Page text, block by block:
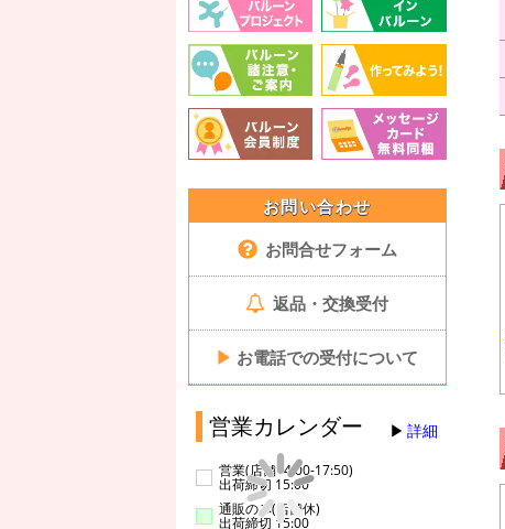
お問い合わせ
お問合せフォーム
返品・交換受付
▶ お電話での受付について
営業カレンダー 詳細
営業(店舗14:00-17:50)
出荷締切 15:00
通販のみ(店舗休)
出荷締切 15:00